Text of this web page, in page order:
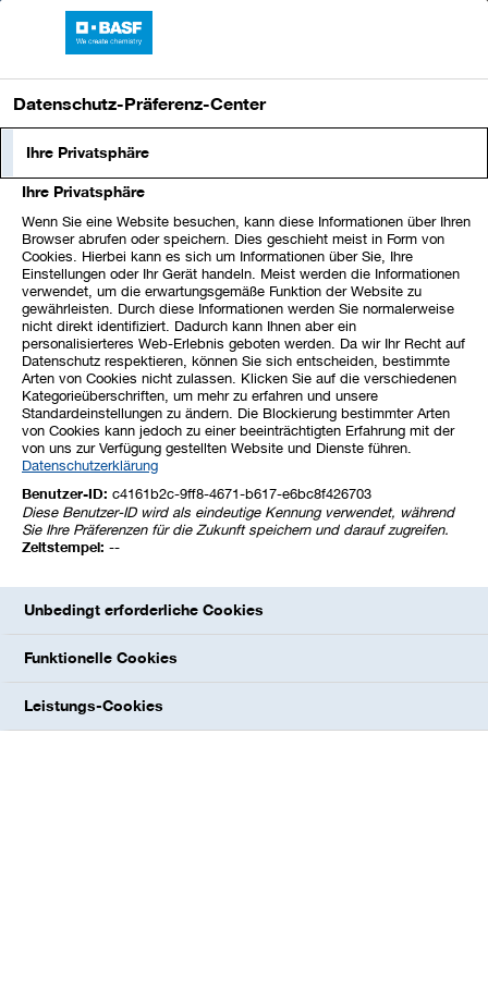
Sprungmarken
zu
zum
Hauptinhalt
zur
Suche
Datenschutz-Präferenz-Center
Ihre Privatsphäre
Ihre Privatsphäre
Wenn Sie eine Website besuchen, kann diese Informationen über Ihren
Browser abrufen oder speichern. Dies geschieht meist in Form von
Cookies. Hierbei kann es sich um Informationen über Sie, Ihre
Einstellungen oder Ihr Gerät handeln. Meist werden die Informationen
verwendet, um die erwartungsgemäße Funktion der Website zu
gewährleisten. Durch diese Informationen werden Sie normalerweise
nicht direkt identifiziert. Dadurch kann Ihnen aber ein
personalisierteres Web-Erlebnis geboten werden. Da wir Ihr Recht auf
Datenschutz respektieren, können Sie sich entscheiden, bestimmte
Arten von Cookies nicht zulassen. Klicken Sie auf die verschiedenen
Kategorieüberschriften, um mehr zu erfahren und unsere
Standardeinstellungen zu ändern. Die Blockierung bestimmter Arten
von Cookies kann jedoch zu einer beeinträchtigten Erfahrung mit der
von uns zur Verfügung gestellten Website und Dienste führen.
Datenschutzerklärung
Benutzer-ID: c4161b2c-9ff8-4671-b617-e6bc8f426703
Diese Benutzer-ID wird als eindeutige Kennung verwendet, während
Sie Ihre Präferenzen für die Zukunft speichern und darauf zugreifen.
Zeitstempel: --
Unbedingt erforderliche Cookies
Funktionelle Cookies
Leistungs-Cookies